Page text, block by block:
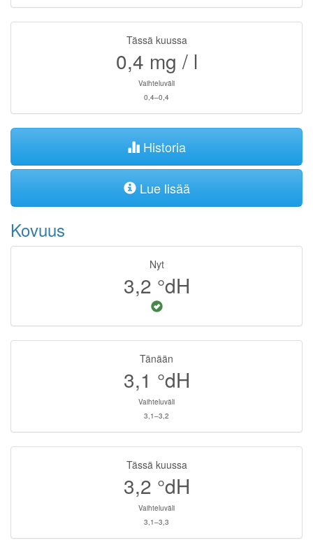
Tässä kuussa
0,4 mg / l
Vaihteluväli
0,4–0,4
Historia
Lue lisää
Kovuus
Nyt
3,2 °dH
Tänään
3,1 °dH
Vaihteluväli
3,1–3,2
Tässä kuussa
3,2 °dH
Vaihteluväli
3,1–3,3